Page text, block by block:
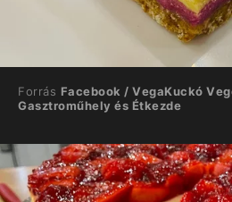
Forrás Facebook / VegaKuckó
Gasztroműhely és Étkezde